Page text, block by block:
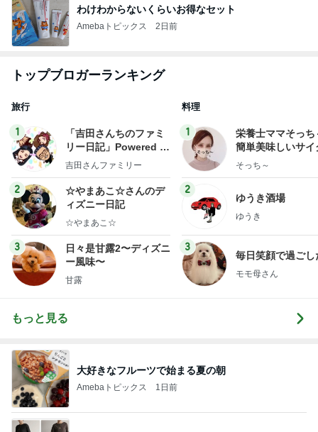
わけわからないくらいお得なセット
Amebaトピックス 2日前
トップブロガーランキング
旅行
1
「吉田さんちのファミ
リー日記」Powered b
y Ameba 吉田さんファ
ログ
吉田さんファミリー
2
☆やまあこ☆さんのデ
ィズニー日記
☆やまあこ☆
3
日々是甘露2〜ディズニ
ー風味〜
甘露
料理
1
栄養士ママそっち
簡単美味しいサイ
献立
そっち～
2
ゆうき酒場
ゆうき
3
毎日笑顔で過ごし
モモ母さん
もっと見る
大好きなフルーツで始まる夏の朝
Amebaトピックス 1日前